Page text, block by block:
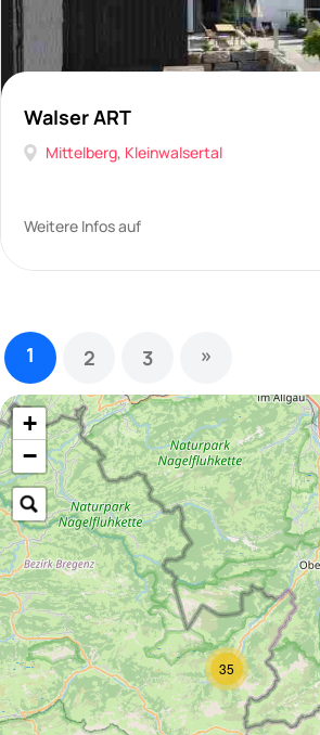
Walser ART
Mittelberg, Kleinwalsertal
Weitere Infos auf
1 2 3 »
35
+
−